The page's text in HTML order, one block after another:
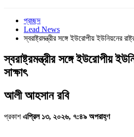
প্রচ্ছদ
Lead News
স্বরাষ্ট্রমন্ত্রীর সঙ্গে ইউরোপীয় ইউনিয়নের
স্বরাষ্ট্রমন্ত্রীর সঙ্গে ইউরোপীয়
সাক্ষাৎ
আলী আহসান রবি
প্রকাশএপ্রিল ১৩, ২০২৬, ৭:৪৯ অপরাহ্ণ